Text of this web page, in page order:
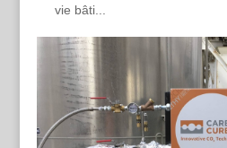
vie bâti...